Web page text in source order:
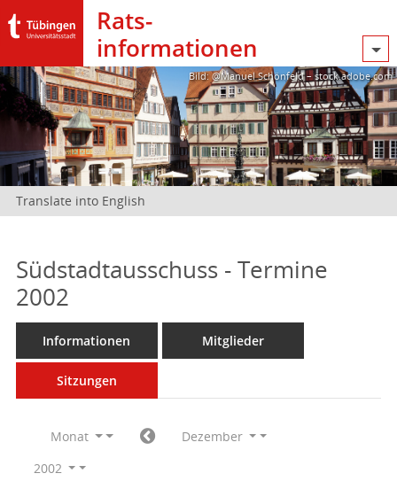
Rats­
informationen
Bild: @Manuel Schönfeld – stock.adobe.com
Translate into English
Südstadtausschuss - Termine
2002
Informationen Mitglieder
Sitzungen
Monat
Dezember
2002